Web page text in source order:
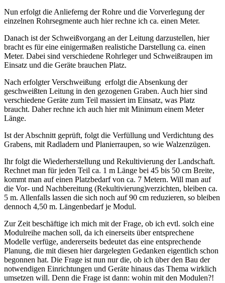
Nun erfolgt die Anlieferng der Rohre und die Vorverlegung der
einzelnen Rohrsegmente auch hier rechne ich ca. einen Meter.
Danach ist der Schweißvorgang an der Leitung darzustellen, hier
bracht es für eine einigermaßen realistiche Darstellung ca. einen
Meter. Dabei sind verschiedene Rohrleger und Schweißraupen im
Einsatz und die Geräte brauchen Platz.
Nach erfolgter Verschweißung erfolgt die Absenkung der
geschweißten Leitung in den gezogenen Graben. Auch hier sind
verschiedene Geräte zum Teil massiert im Einsatz, was Platz
braucht. Daher rechne ich auch hier mit Minimum einem Meter
Länge.
Ist der Abschnitt geprüft, folgt die Verfüllung und Verdichtung des
Grabens, mit Radladern und Planierraupen, so wie Walzenzügen.
Ihr folgt die Wiederherstellung und Rekultivierung der Landschaft.
Rechnet man für jeden Teil ca. 1 m Länge bei 45 bis 50 cm Breite,
kommt man auf einen Platzbedarf von ca. 7 Metern. Will man auf
die Vor- und Nachbereitung (Rekultivierung)verzichten, bleiben ca.
5 m. Allenfalls lassen die sich noch auf 90 cm reduzieren, so bleiben
dennoch 4,50 m. Längenbedarf je Modul.
Zur Zeit beschäftige ich mich mit der Frage, ob ich evtl. solch eine
Modulreihe machen soll, da ich einerseits über entsprechene
Modelle verfüge, andererseits bedeutet das eine entsprechende
Planung, die mit diesen hier dargelegten Gedanken eigentlich schon
begonnen hat. Die Frage ist nun nur die, ob ich über den Bau der
notwendigen Einrichtungen und Geräte hinaus das Thema wirklich
umsetzen will. Denn die Frage ist dann: wohin mit den Modulen?!